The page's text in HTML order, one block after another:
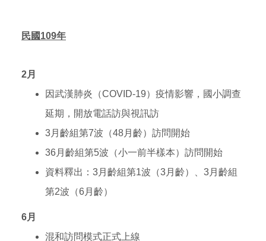
民國109年
2月
因武漢肺炎（COVID-19）疫情影響，國小調查
延期，開放電話訪與視訊訪
3月齡組第7波（48月齡）訪問開始
36月齡組第5波（小一前半樣本）訪問開始
資料釋出：3月齡組第1波（3月齡）、3月齡組
第2波（6月齡）
6月
混和訪問模式正式上線